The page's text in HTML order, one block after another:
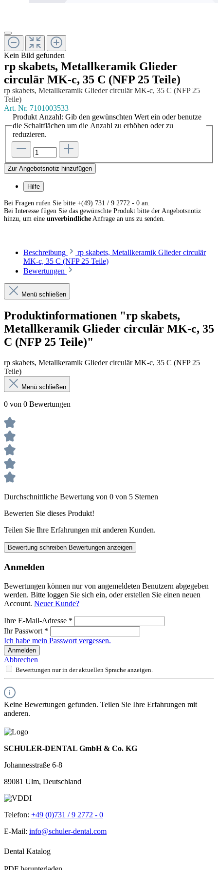
Kein Bild gefunden
rp skabets, Metallkeramik Glieder
circulär MK-c, 35 C (NFP 25 Teile)
rp skabets, Metallkeramik Glieder circulär MK-c, 35 C (NFP 25
Teile)
Art. Nr. 7101003533
Produkt Anzahl: Gib den gewünschten Wert ein oder benutze
die Schaltflächen um die Anzahl zu erhöhen oder zu
reduzieren.
Zur Angebotsnotiz hinzufügen
Hilfe
Bei Fragen rufen Sie bitte +(49) 731 / 9 2772 - 0 an.
Bei Interesse fügen Sie das gewünschte Produkt bitte der Angebotsnotiz
hinzu, um eine unverbindliche Anfrage an uns zu senden.
Beschreibung
rp skabets, Metallkeramik Glieder circulär
MK-c, 35 C (NFP 25 Teile)
Bewertungen
Menü schließen
Produktinformationen "rp skabets,
Metallkeramik Glieder circulär MK-c, 35
C (NFP 25 Teile)"
rp skabets, Metallkeramik Glieder circulär MK-c, 35 C (NFP 25
Teile)
Menü schließen
0 von 0 Bewertungen
Durchschnittliche Bewertung von 0 von 5 Sternen
Bewerten Sie dieses Produkt!
Teilen Sie Ihre Erfahrungen mit anderen Kunden.
Bewertung schreiben Bewertungen anzeigen
Anmelden
Bewertungen können nur von angemeldeten Benutzern abgegeben
werden. Bitte loggen Sie sich ein, oder erstellen Sie einen neuen
Account. Neuer Kunde?
Ihre E-Mail-Adresse *
Ihr Passwort *
Ich habe mein Passwort vergessen.
Anmelden
Abbrechen
Bewertungen nur in der aktuellen Sprache anzeigen.
Keine Bewertungen gefunden. Teilen Sie Ihre Erfahrungen mit
anderen.
SCHULER-DENTAL GmbH & Co. KG
Johannesstraße 6-8
89081 Ulm, Deutschland
Telefon: +49 (0)731 / 9 2772 - 0
E-Mail: info@schuler-dental.com
Dental Katalog